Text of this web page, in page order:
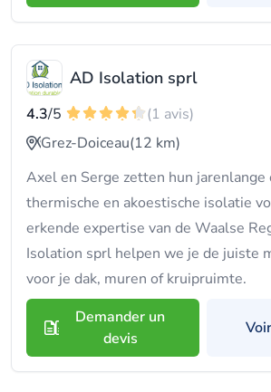
AD Isolation sprl
4.3/5
(1 avis)
Grez-Doiceau(12 km)
Axel en Serge zetten hun jarenlange
thermische en akoestische isolatie
erkende expertise van de Waalse
Isolation sprl helpen we je de juiste
voor je dak, muren of kruipruimte.
Demander un
devis